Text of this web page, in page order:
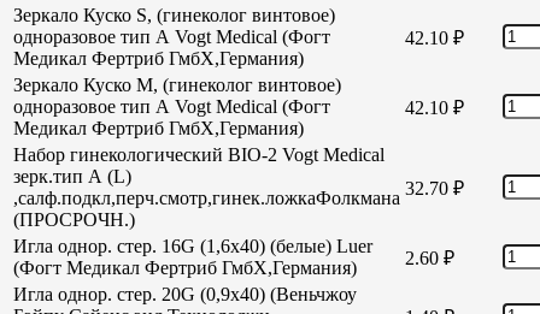
Зеркало Куско S, (гинеколог винтовое)
одноразовое тип А Vogt Medical (Фогт
Медикал Фертриб ГмбХ,Германия)
42.10 ₽
Зеркало Куско М, (гинеколог винтовое)
одноразовое тип А Vogt Medical (Фогт
Медикал Фертриб ГмбХ,Германия)
42.10 ₽
Набор гинекологический BIO-2 Vogt Medical
зерк.тип А (L)
,салф.подкл,перч.смотр,гинек.ложкаФолкмана
(ПРОСРОЧН.)
32.70 ₽
Игла однор. стер. 16G (1,6х40) (белые) Luer
(Фогт Медикал Фертриб ГмбХ,Германия)
2.60 ₽
Игла однор. стер. 20G (0,9х40) (Веньчжоу